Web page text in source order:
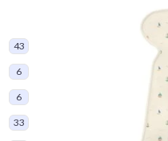
43
6
6
33